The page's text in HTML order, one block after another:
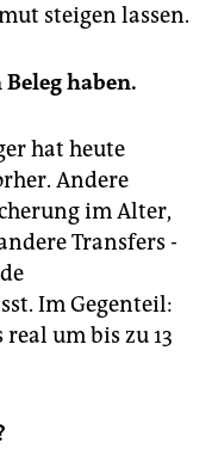
steigen lassen.
haben.
hat heute
Andere
im Alter,
Transfers -
Im Gegenteil:
um bis zu 13